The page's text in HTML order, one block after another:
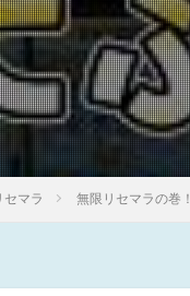
セマラ 無限リセマラの巻